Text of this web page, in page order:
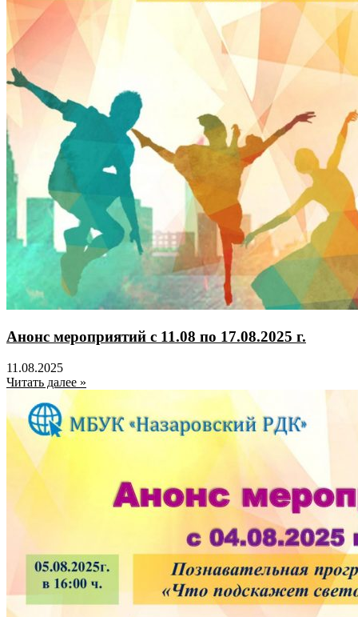
Анонс мероприятий с 11.08 по 17.08.2025 г.
11.08.2025
Читать далее »